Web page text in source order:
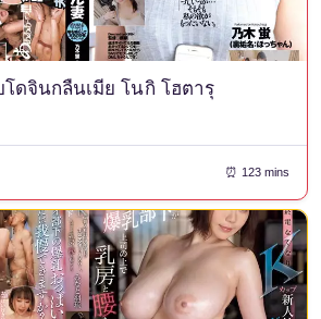
ดจินกลืนเมีย โนกิ โฮตารุ
⏰ 123 mins